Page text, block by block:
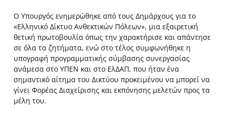
Ο Υπουργός ενημερώθηκε από τους Δημάρχους για το
«Ελληνικό Δίκτυο Ανθεκτικών Πόλεων», μια εξαιρετική
θετική πρωτοβουλία όπως την χαρακτήρισε και απάντησε
σε όλα τα ζητήματα, ενώ στο τέλος συμφωνήθηκε η
υπογραφή προγραμματικής σύμβασης συνεργασίας
ανάμεσα στο ΥΠΕΝ και στο ΕλΔΑΠ, που ήταν ένα
σημαντικό αίτημα του Δικτύου προκειμένου να μπορεί να
γίνει Φορέας Διαχείρισης και εκπόνησης μελετών προς τα
μέλη του.